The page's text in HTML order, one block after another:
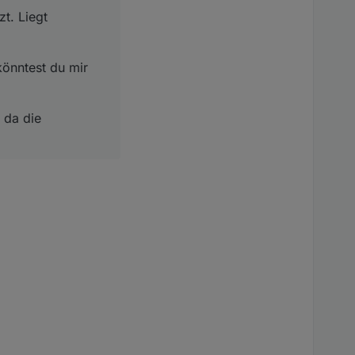
wird, noch
Liegt
du mir
da die